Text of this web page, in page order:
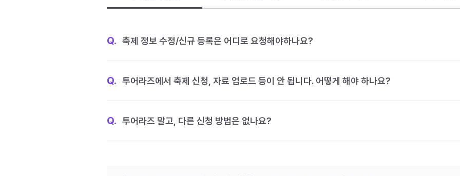
Q. 축제 정보 수정/신규 등록은 어디로 요청해야하나요?
Q. 투어라즈에서 축제 신청, 자료 업로드 등이 안 됩니다. 어떻게 해야 하나요?
Q. 투어라즈 말고, 다른 신청 방법은 없나요?